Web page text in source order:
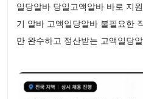
일당알바 당일고액알바 바로 지
기 알바 고액일당알바 불필요한
만 완수하고 정산받는 고액일당